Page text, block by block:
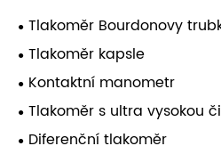
Tlakoměr Bourdonovy
Tlakoměr kapsle
Kontaktní manometr
Tlakoměr s ultra vysokou
Diferenční tlakoměr